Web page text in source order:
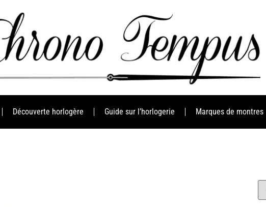
Découverte horlogère Guide sur l’horlogerie Marques de montres